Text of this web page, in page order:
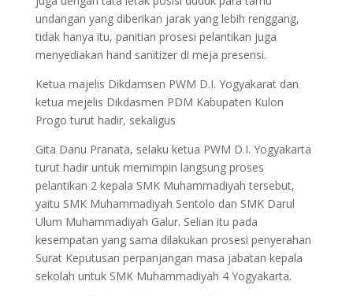
undangan yang diberikan jarak yang lebih renggang,
tidak hanya itu, panitian prosesi pelantikan juga
menyediakan hand sanitizer di meja presensi.
Ketua majelis Dikdamsen PWM D.I. Yogyakarat dan
ketua mejelis Dikdasmen PDM Kabupaten Kulon
Progo turut hadir, sekaligus
Gita Danu Pranata, selaku ketua PWM D.I. Yogyakarta
turut hadir untuk memimpin langsung proses
pelantikan 2 kepala SMK Muhammadiyah tersebut,
yaitu SMK Muhammadiyah Sentolo dan SMK Darul
Ulum Muhammadiyah Galur. Selian itu pada
kesempatan yang sama dilakukan prosesi penyerahan
Surat Keputusan perpanjangan masa jabatan kepala
sekolah untuk SMK Muhammadiyah 4 Yogyakarta.